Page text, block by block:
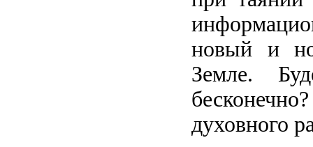
новый и
Земле.
духовного